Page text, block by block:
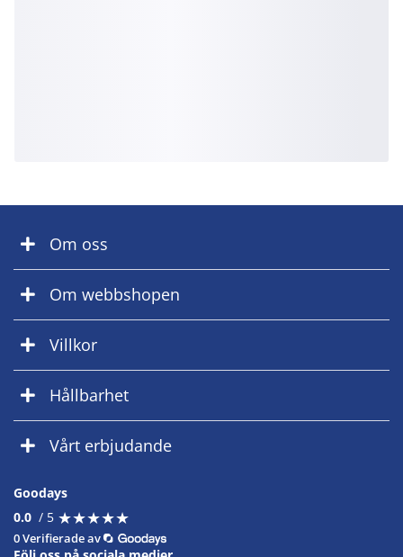
Om oss
Om webbshopen
Villkor
Hållbarhet
Vårt erbjudande
Goodays
0.0 / 5 ★★★★★
★★★★★
0 Verifierade av